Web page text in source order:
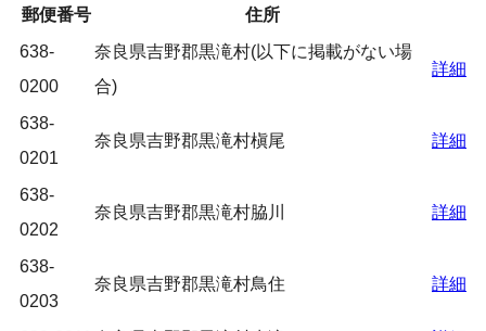
郵便番号
住所
638-
0200
奈良県吉野郡黒滝村(以下に掲載がない場
合)
詳細
638-
0201
奈良県吉野郡黒滝村槇尾 詳細
638-
0202
奈良県吉野郡黒滝村脇川 詳細
638-
0203
奈良県吉野郡黒滝村鳥住 詳細